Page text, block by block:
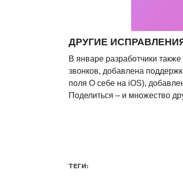
ДРУГИЕ
В январе разработчики
звонков, добавлена
поля О себе на iOS),
Поделиться – и множество
ТЕГИ: